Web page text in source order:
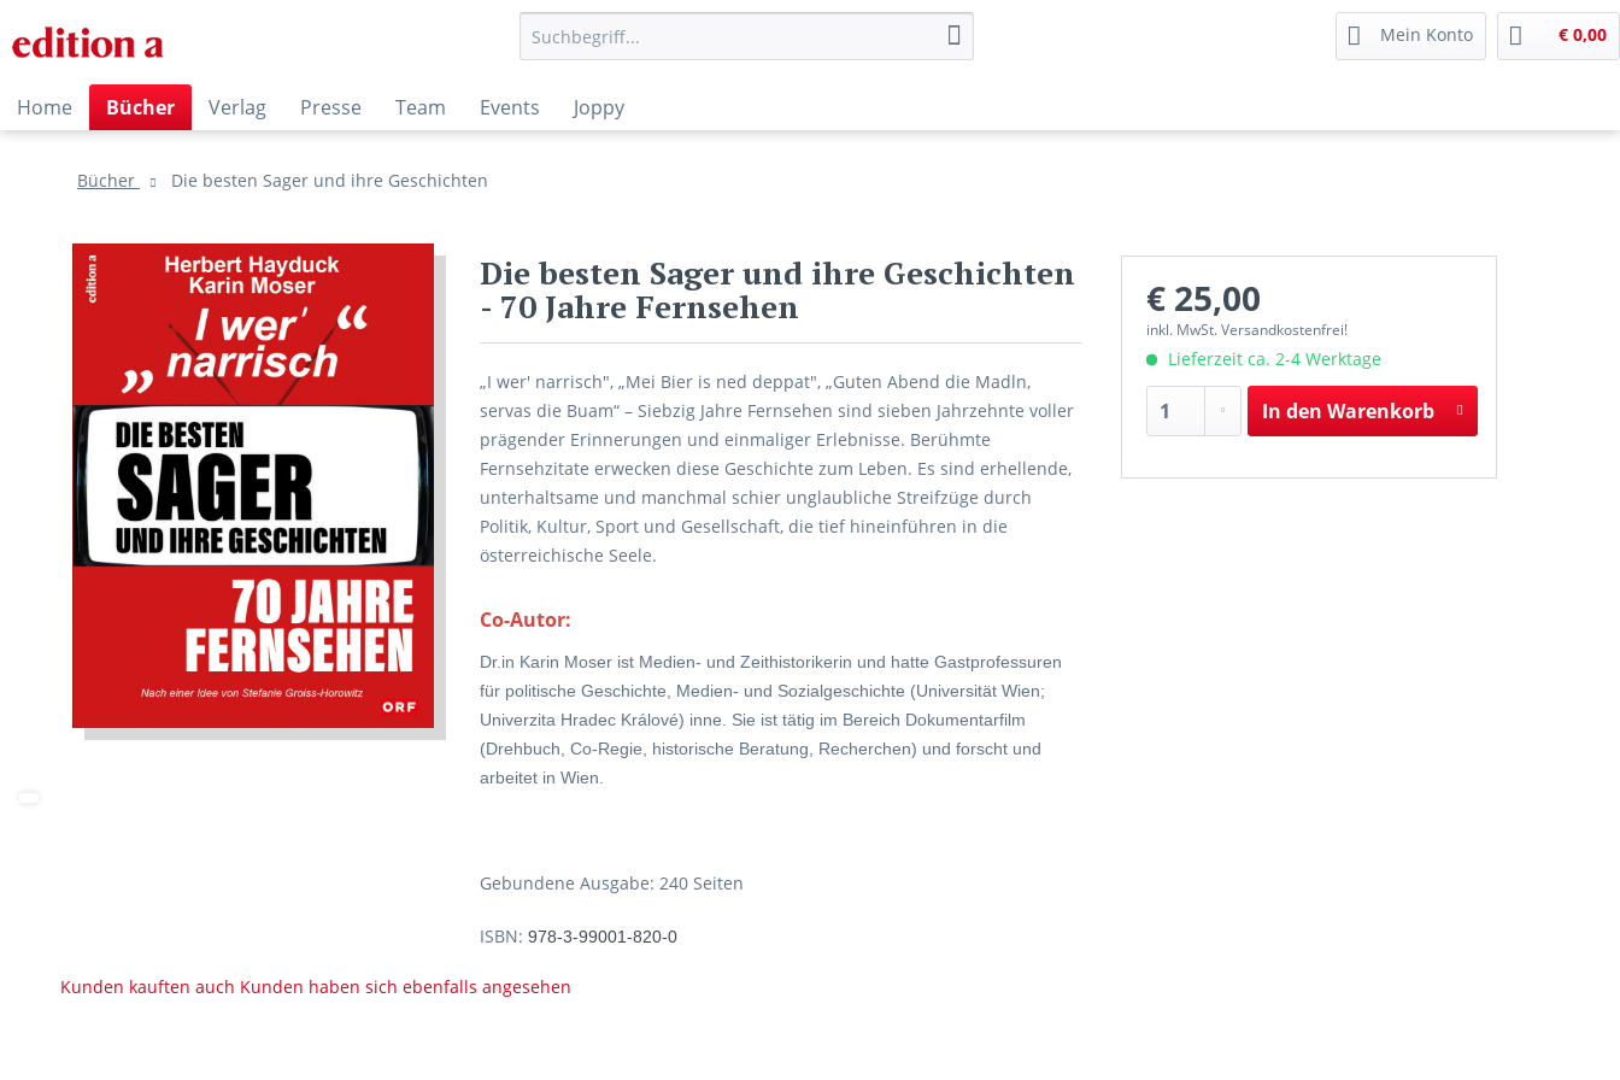
Mein Konto € 0,00
Home Bücher Verlag Presse Team Events Joppy
Bücher Die besten Sager und ihre Geschichten
Die besten Sager und ihre Geschichten
- 70 Jahre Fernsehen
„I wer' narrisch", „Mei Bier is ned deppat", „Guten Abend die Madln,
servas die Buam“ – Siebzig Jahre Fernsehen sind sieben Jahrzehnte voller
prägender Erinnerungen und einmaliger Erlebnisse. Berühmte
Fernsehzitate erwecken diese Geschichte zum Leben. Es sind erhellende,
unterhaltsame und manchmal schier unglaubliche Streifzüge durch
Politik, Kultur, Sport und Gesellschaft, die tief hineinführen in die
österreichische Seele.
Co-Autor:
Dr.in Karin Moser ist Medien- und Zeithistorikerin und hatte Gastprofessuren
für politische Geschichte, Medien- und Sozialgeschichte (Universität Wien;
Univerzita Hradec Králové) inne. Sie ist tätig im Bereich Dokumentarfilm
(Drehbuch, Co-Regie, historische Beratung, Recherchen) und forscht und
arbeitet in Wien.
Gebundene Ausgabe: 240 Seiten
ISBN: 978-3-99001-820-0
€ 25,00
inkl. MwSt. Versandkostenfrei!
Lieferzeit ca. 2-4 Werktage
In den Warenkorb
Kunden kauften auch Kunden haben sich ebenfalls angesehen